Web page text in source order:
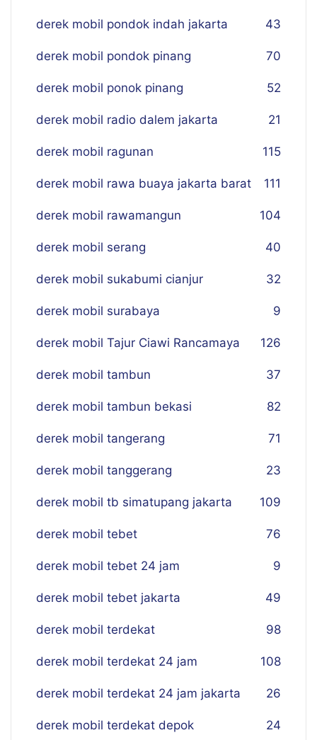
derek mobil pondok indah jakarta 43
derek mobil pondok pinang 70
derek mobil ponok pinang 52
derek mobil radio dalem jakarta 21
derek mobil ragunan 115
derek mobil rawa buaya jakarta barat 111
derek mobil rawamangun 104
derek mobil serang 40
derek mobil sukabumi cianjur 32
derek mobil surabaya 9
derek mobil Tajur Ciawi Rancamaya 126
derek mobil tambun 37
derek mobil tambun bekasi 82
derek mobil tangerang 71
derek mobil tanggerang 23
derek mobil tb simatupang jakarta 109
derek mobil tebet 76
derek mobil tebet 24 jam 9
derek mobil tebet jakarta 49
derek mobil terdekat 98
derek mobil terdekat 24 jam 108
derek mobil terdekat 24 jam jakarta 26
derek mobil terdekat depok 24